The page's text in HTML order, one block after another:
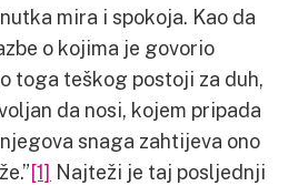
mira i spokoja. Kao da
o kojima je govorio
toga teškog postoji za duh,
da nosi, kojem pripada
snaga zahtijeva ono
[1] Najteži je taj posljednji